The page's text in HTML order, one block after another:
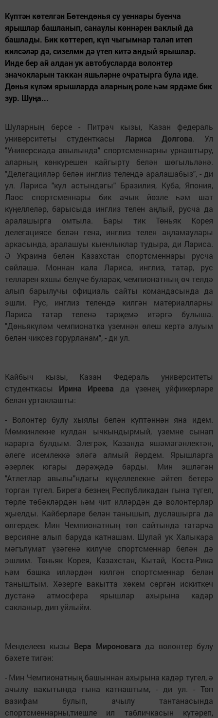
Күптән көтелгән Бөтендөнья су уеннары буенча
ярышлар башланып, санаулы көннәрен ваклый да
башлады. Бик көттереп, күп чыгымнар таләп итеп
килсәләр дә, сизелми дә үтеп китә андый ярышлар.
Инде бер ай алдан ук автобусларда волонтер
значокларын таккан яшьләрне очратырга була иде.
Дөнья күләм ярышларда аларның роле һәм ярдәме бик
зур. Шуңа...
Шуларның берсе - Питрәч кызы, Казан федераль
университеты студенткасы Лариса Долгова. Ул
"Универсиада авылында" спортсменнарны урнаштыру,
аларның көнкүрешен кайгырту белән шөгыльләнә.
"Делегацияләр белән инглиз телендә аралашабыз", - ди
ул. Лариса "кул астындагы" Бразилия, Куба, Япония,
Лаос спортсменнары бик ачык йөзле һәм шат
күңеллеләр, барысыда инглиз телен аңлый, русча да
аралашырга омтыла. Бары тик Төньяк Корея
делегациясе белән генә, инглиз телен аңламаулары
аркасында, аралашуы кыенлыклар тудыра, ди Лариса.
Ә Украина белән Казахстан спортсменнары русча
сөйләшә. Моннан кала Лариса, инглиз, татар, рус
телләрен яхшы белүче буларак, чемпионатның өч телдә
алып барылучы официаль сайты командасында да
эшли. Рус, инглиз телендә килгән материалларны
Лариса татар теленә тәрҗемә итәргә булыша.
"Дөньякүләм чемпионатка үземнән өлеш кертә алуым
белән чиксез горурланам", - ди ул.
Кайбыч кызы, Казан Федераль университеты
студенткасы Ирина Иреева да үзенең уйфикерләре
белән уртаклашты:
- Волонтер булу хыялы белән күптәннән яна идем.
Мөмкинлекне кулдан ычкындырмый, үземне сынап
карарга булдым. Элегрәк, Казанда яшәмәгәнлектән,
әлеге исемлеккә эләгә алмый йөрдем. Ярышларга
әзерлек югары дәрәҗәдә барды. Мин эшләгән
"Атлетлар авылы"ндагы күңеллелекне әйтеп бетерә
торган түгел. Бирегә безнең Республикадан гына түгел,
төрле төбәкләрдән һәм чит илләрдән дә волонтерлар
җыелды. Кайберләре белән танышып, дуслашырга да
өлгердек. Мин Чемпионатның төп сайтында татарча
версияне алып баруда катнашам. Шулай ук Халыкара
мәгълүмат үзәгенә килүче спортсменнар белән дә
эшлим. Төньяк Корея, Казахстан, Кытай, Коста-Рика
һәм башка илләрдән килгән спортсменнар белән
таныштым. Хәзерге вакытта хөкем сөргән искиткеч
дустанә атмосфера ярышлар ахырына кадәр
сакланыр, дип уйлыйм.
Менделеев кызы Вера Мироновага да волонтер булу
бәхете тигән:
- Мин Чемпионатның башыннан ахырына кадәр түгел, ә
ачылу вакытында гына катнаштым, - ди ул. - Төп
вазифам булып, ачылу тантанасында
спортсменнарны,тиешле ил табличкасын күтәреп,